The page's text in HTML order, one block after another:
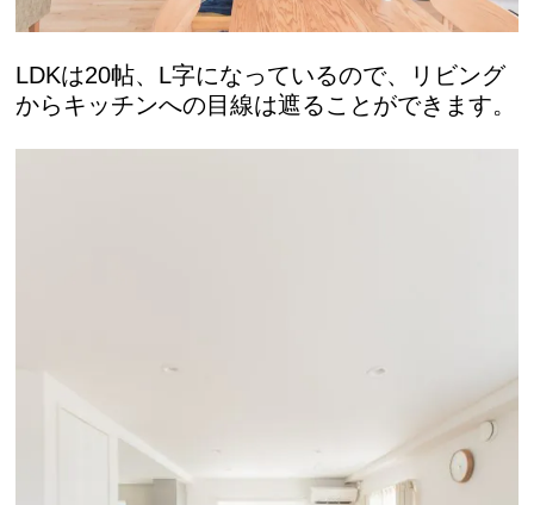
LDKは20帖、L字になっているので、リビング
からキッチンへの目線は遮ることができます。